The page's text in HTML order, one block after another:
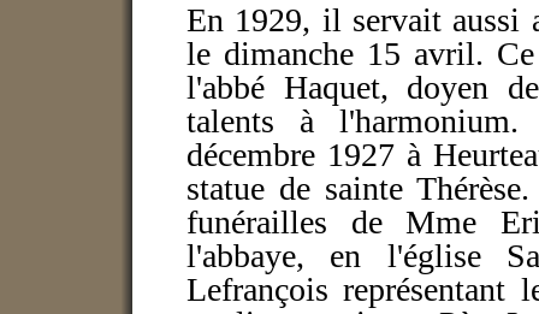
En 1929, il servait aussi
le dimanche 15 avril.
l'abbé Haquet, doyen
talents à
décembre 1927 à
statue de sainte
funérailles de Mme
l'abbaye, en l'église
Lefrançois représentant